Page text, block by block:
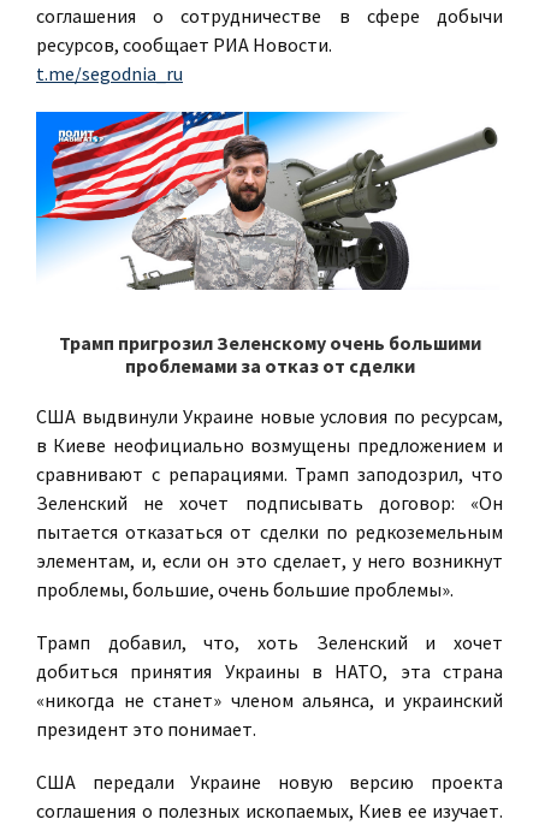
соглашения о сотрудничестве в сфере добычи
ресурсов, сообщает РИА Новости.
t.me/segodnia_ru
Трамп пригрозил Зеленскому очень большими
проблемами за отказ от сделки
США выдвинули Украине новые условия по ресурсам,
в Киеве неофициально возмущены предложением и
сравнивают с репарациями. Трамп заподозрил, что
Зеленский не хочет подписывать договор: «Он
пытается отказаться от сделки по редкоземельным
элементам, и, если он это сделает, у него возникнут
проблемы, большие, очень большие проблемы».
Трамп добавил, что, хоть Зеленский и хочет
добиться принятия Украины в НАТО, эта страна
«никогда не станет» членом альянса, и украинский
президент это понимает.
США передали Украине новую версию проекта
соглашения о полезных ископаемых, Киев ее изучает.